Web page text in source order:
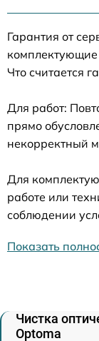
Гарантия от
Что считается
Для работ:
прямо
некорректный
Для
работе или
соблюдении
Показать
Чистка
Optoma